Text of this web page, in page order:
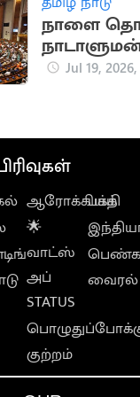
நாளை
Jul 19, 2026,
ஆரோக்கியம்
🌟
வாட்ஸ்
அப்
STATUS
குற்றம்
பக்தி
வைரல்